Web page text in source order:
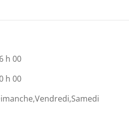
h 00
h 00